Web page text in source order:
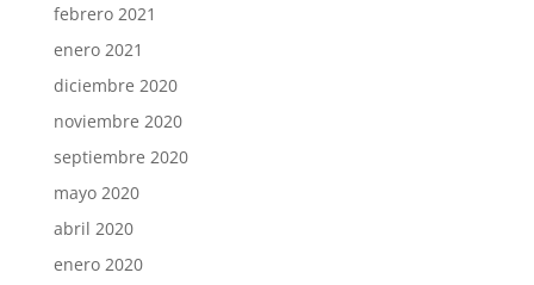
febrero 2021
enero 2021
diciembre 2020
noviembre 2020
septiembre 2020
mayo 2020
abril 2020
enero 2020